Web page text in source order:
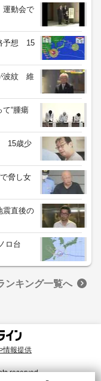
動会で
予想 15
波紋 維
て“腫瘍
15歳少
脅し女
震直後の
ロ台
ンキング一覧へ
情報提供
reserved.